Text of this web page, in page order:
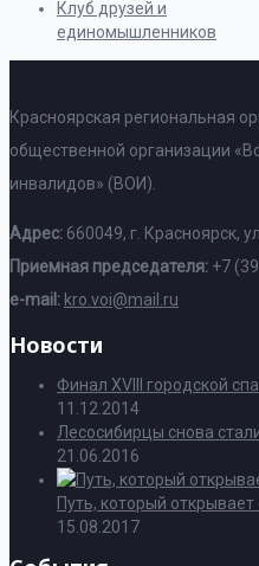
Клуб друзей и
единомышленников
Красноярская региональная
общественной организации
инвалидов» (ВОИ).
Адрес: 660049, г. Красноярск,
Приемная председателя: +7
e-mail: kro.voi@mail.ru
Новости
Финал XVIII городской
11.12.2014
Лесосибирцы снова
21.06.2016
Путь, который
15.08.2017